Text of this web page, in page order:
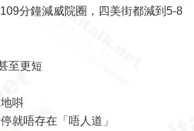
分鐘減威院圈，四美街都減到5-8
至更短
唞
就唔存在「唔人道」